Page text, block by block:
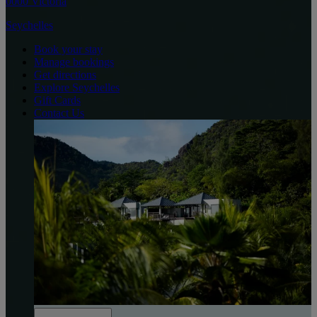
Seychelles
Book your stay
Manage bookings
Get directions
Explore Seychelles
Gift Cards
Contact Us